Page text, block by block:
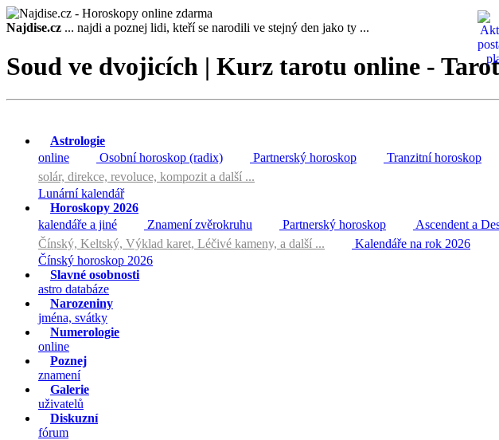
Najdise.cz ... najdi a poznej lidi, kteří se narodili ve stejný den jako ty ...
Soud ve dvojicích | Kurz tarotu online -
Astrologie
online
Osobní horoskop (radix) Partnerský horoskop Tranzitní horoskop
solár, direkce, revoluce, kompozit a další ...
Lunární kalendář
Horoskopy 2026
kalendáře a jiné
Znamení zvěrokruhu Partnerský horoskop Ascendent a
Čínský, Keltský, Výklad karet, Léčivé kameny, a další ...
Kalendáře na rok 2026
Čínský horoskop 2026
Slavné osobnosti
astro databáze
Narozeniny
jména, svátky
Numerologie
online
Poznej
znamení
Galerie
uživatelů
Diskuzní
fórum